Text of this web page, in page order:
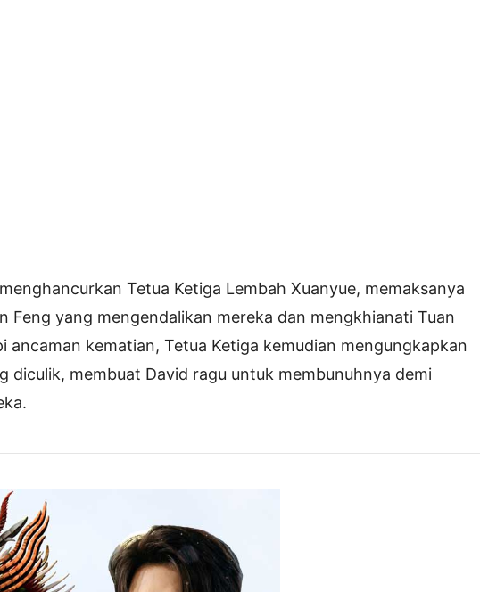
Tetua Ketiga Lembah Xuanyue, memaksanya
Feng yang mengendalikan mereka dan mengkhianati Tuan
ancaman kematian, Tetua Ketiga kemudian mengungkapkan
diculik, membuat David ragu untuk membunuhnya demi